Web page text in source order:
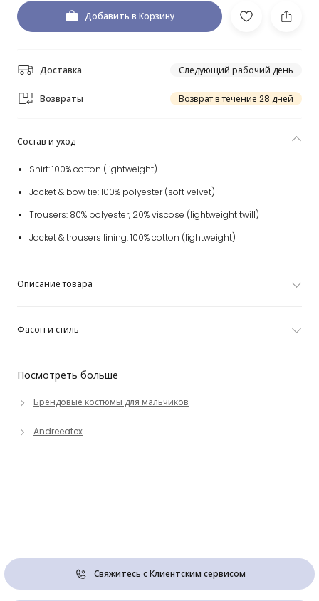
Добавить в Корзину
Доставка Следующий рабочий день
Возвраты Возврат в течение 28 дней
Посмотреть больше
Брендовые костюмы для мальчиков
Andreeatex
Состав и уход
Shirt: 100% cotton (lightweight)
Jacket & bow tie: 100% polyester (soft velvet)
Trousers: 80% polyester, 20% viscose (lightweight twill)
Jacket & trousers lining: 100% cotton (lightweight)
Описание товара
Фасон и стиль
Свяжитесь с Клиентским сервисом